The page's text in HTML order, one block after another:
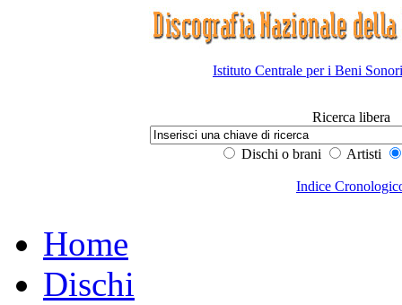
Istituto Centrale per i Beni
Ricerca libera
Dischi o brani Artisti
Indice
Home
Dischi